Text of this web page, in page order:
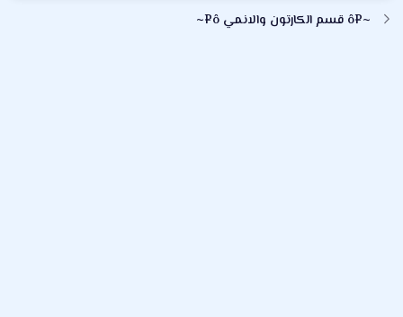
ل
ا
د
~¤ô قسم الكارتون والانمي ô¤~